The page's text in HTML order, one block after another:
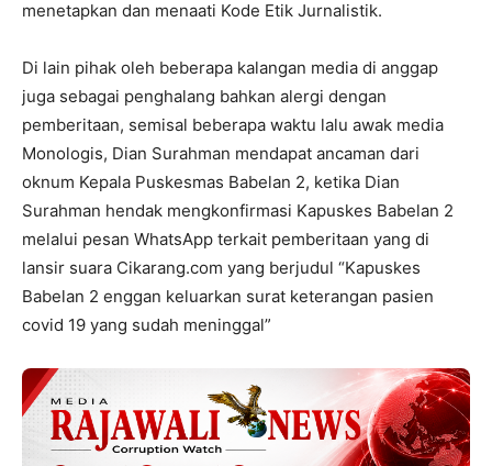
menetapkan dan menaati Kode Etik Jurnalistik.
Di lain pihak oleh beberapa kalangan media di anggap
juga sebagai penghalang bahkan alergi dengan
pemberitaan, semisal beberapa waktu lalu awak media
Monologis, Dian Surahman mendapat ancaman dari
oknum Kepala Puskesmas Babelan 2, ketika Dian
Surahman hendak mengkonfirmasi Kapuskes Babelan 2
melalui pesan WhatsApp terkait pemberitaan yang di
lansir suara Cikarang.com yang berjudul “Kapuskes
Babelan 2 enggan keluarkan surat keterangan pasien
covid 19 yang sudah meninggal”